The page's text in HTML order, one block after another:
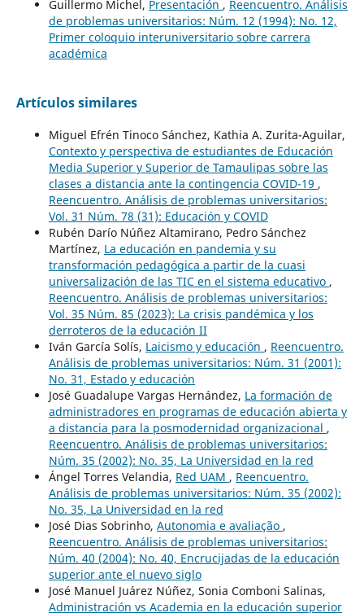
Guillermo Michel, Presentación , Reencuentro. Análisis
de problemas universitarios: Núm. 12 (1994): No. 12,
Primer coloquio interuniversitario sobre carrera
académica
Artículos similares
Miguel Efrén Tinoco Sánchez, Kathia A. Zurita-Aguilar,
Contexto y perspectiva de estudiantes de Educación
Media Superior y Superior de Tamaulipas sobre las
clases a distancia ante la contingencia COVID-19 ,
Reencuentro. Análisis de problemas universitarios:
Vol. 31 Núm. 78 (31): Educación y COVID
Rubén Darío Núñez Altamirano, Pedro Sánchez
Martínez, La educación en pandemia y su
transformación pedagógica a partir de la cuasi
universalización de las TIC en el sistema educativo ,
Reencuentro. Análisis de problemas universitarios:
Vol. 35 Núm. 85 (2023): La crisis pandémica y los
derroteros de la educación II
Iván García Solís, Laicismo y educación , Reencuentro.
Análisis de problemas universitarios: Núm. 31 (2001):
No. 31, Estado y educación
José Guadalupe Vargas Hernández, La formación de
administradores en programas de educación abierta y
a distancia para la posmodernidad organizacional ,
Reencuentro. Análisis de problemas universitarios:
Núm. 35 (2002): No. 35, La Universidad en la red
Ángel Torres Velandia, Red UAM , Reencuentro.
Análisis de problemas universitarios: Núm. 35 (2002):
No. 35, La Universidad en la red
José Dias Sobrinho, Autonomia e avaliação ,
Reencuentro. Análisis de problemas universitarios:
Núm. 40 (2004): No. 40, Encrucijadas de la educación
superior ante el nuevo siglo
José Manuel Juárez Núñez, Sonia Comboni Salinas,
Administración vs Academia en la educación superior